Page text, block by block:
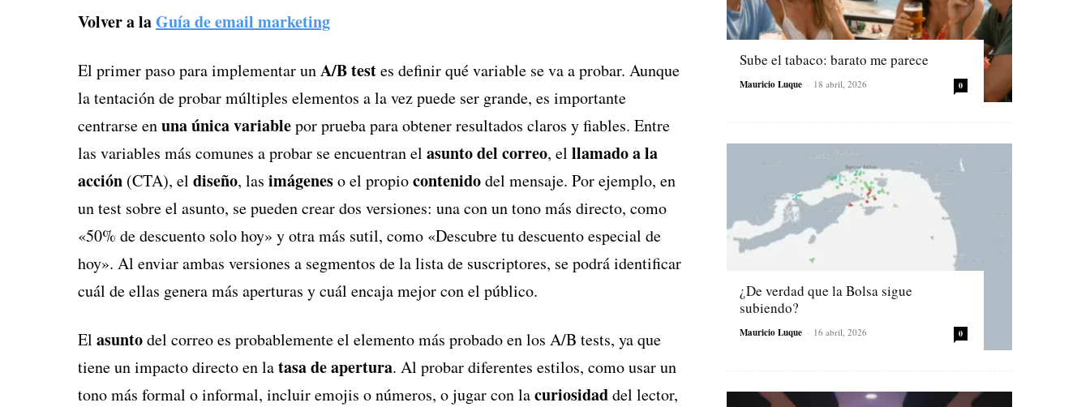
Volver a laGuía de email marketing
El primer paso para implementar unA/B testes definir qué variable se va a probar. Aunque
la tentación de probar múltiples elementos a la vez puede ser grande, es importante
centrarse enuna única variablepor prueba para obtener resultados claros y fiables. Entre
las variables más comunes a probar se encuentran el asunto del correo, el llamado a la
acción (CTA), el diseño, las imágeneso el propiocontenidodel mensaje. Por ejemplo, en
un test sobre el asunto, se pueden crear dos versiones: una con un tono más directo, como
«50% de descuento solo hoy» y otra más sutil, como «Descubre tu descuento especial de
hoy». Al enviar ambas versiones a segmentos de la lista de suscriptores, se podrá identificar
cuál de ellas genera más aperturas y cuál encaja mejor con el público.
El asuntodel correo es probablemente el elemento más probado en los A/B tests, ya que
tiene un impacto directo en latasa de apertura. Al probar diferentes estilos, como usar un
tono más formal o informal, incluir emojis o números, o jugar con lacuriosidaddel lector,
Sube el tabaco: barato me parece
Mauricio Luque - 18 abril, 2026 0
¿De verdad que la Bolsa sigue
subiendo?
Mauricio Luque - 16 abril, 2026 0